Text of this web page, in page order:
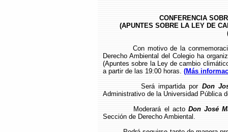
CONFERENCIA
(APUNTES SOBRE LA LEY DE
Con motivo de la
Derecho Ambiental del Colegio ha
(Apuntes sobre la Ley de cambio
a partir de las 19:00 horas. (Más
Será impartida por Don
Administrativo de la Universidad Pública
Moderará el acto Don José
Sección de Derecho Ambiental.